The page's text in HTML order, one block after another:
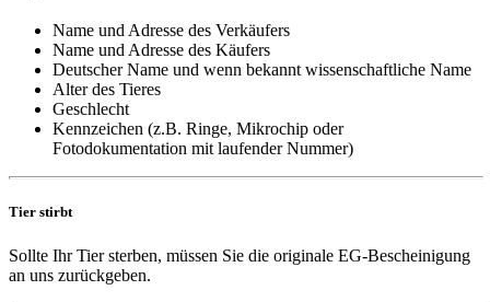
Name und Adresse des Verkäufers
Name und Adresse des Käufers
Deutscher Name und wenn bekannt wissenschaftliche Name
Alter des Tieres
Geschlecht
Kennzeichen (z.B. Ringe, Mikrochip oder
Fotodokumentation mit laufender Nummer)
Tier stirbt
Sollte Ihr Tier sterben, müssen Sie die originale EG-Bescheinigung
an uns zurückgeben.